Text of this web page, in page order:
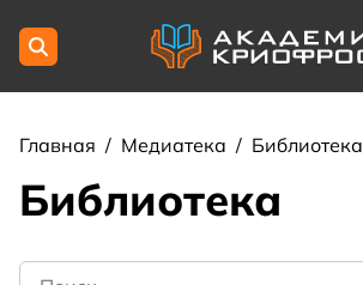
Главная / Медиатека / Библиотека
Библиотека